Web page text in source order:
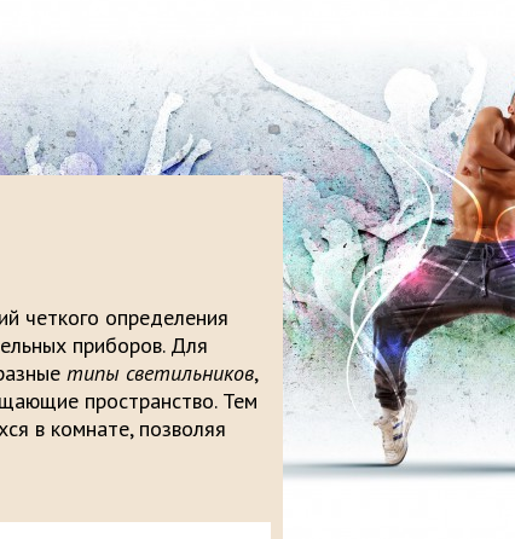
четкого определения
приборов. Для
типы светильников,
пространство. Тем
в комнате, позволяя